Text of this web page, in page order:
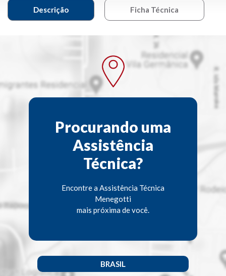
Descrição Ficha Técnica
Procurando uma
Assistência
Técnica?
Encontre a Assistência Técnica
Menegotti
mais próxima de você.
BRASIL